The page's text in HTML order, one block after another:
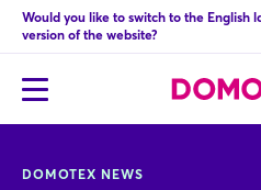
Would you like to switch to the English
version of the website?
DOMOTEX NEWS